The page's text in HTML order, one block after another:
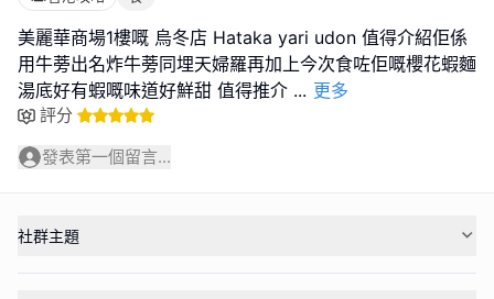
美麗華商場1樓嘅 烏冬店 Hataka yari udon 值得介紹佢係
用牛蒡出名炸牛蒡同埋天婦羅再加上今次食咗佢嘅櫻花蝦麵
湯底好有蝦嘅味道好鮮甜 值得推介 ... 更多
評分
發表第一個留言...
社群主題